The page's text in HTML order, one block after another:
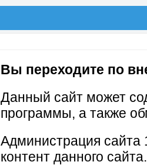
Вы переходите по
Данный сайт может
программы, а также
Администрация сайта
контент данного сайта.